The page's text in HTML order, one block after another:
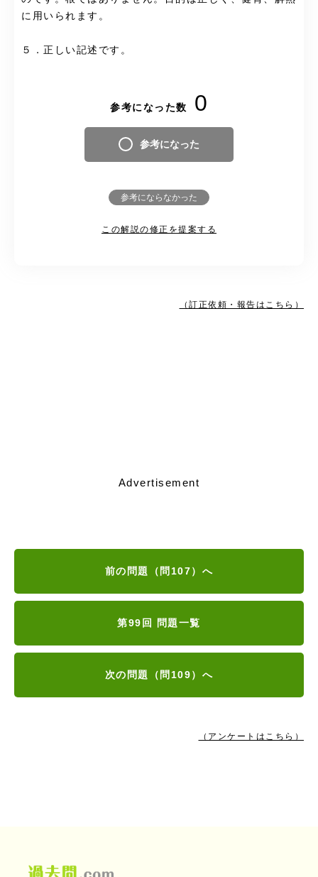
に用いられます。
５．正しい記述です。
参考になった数 0
参考になった
参考にならなかった
この解説の修正を提案する
（訂正依頼・報告はこちら）
Advertisement
前の問題（問107）へ
第99回 問題一覧
次の問題（問109）へ
（アンケートはこちら）